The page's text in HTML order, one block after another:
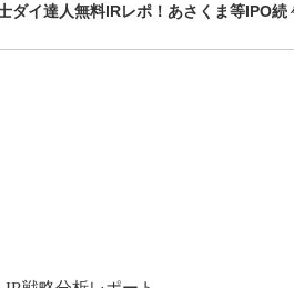
ダイ達人無料IRレポ！あさくま等IPO続